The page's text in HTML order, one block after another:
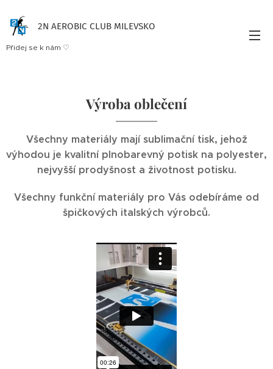
2N AEROBIC CLUB MILEVSKO
Přidej se k nám ♡
Výroba oblečení
Všechny materiály mají sublimační tisk, jehož
výhodou je kvalitní plnobarevný potisk na polyester,
nejvyšší prodyšnost a životnost potisku.
Všechny funkční materiály pro Vás odebíráme od
špičkových italských výrobců.